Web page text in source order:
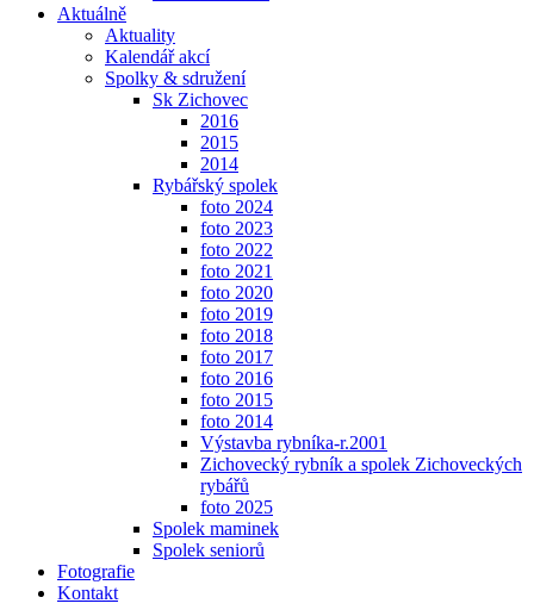
Aktuálně
Aktuality
Kalendář akcí
Spolky & sdružení
Sk Zichovec
2016
2015
2014
Rybářský spolek
foto 2024
foto 2023
foto 2022
foto 2021
foto 2020
foto 2019
foto 2018
foto 2017
foto 2016
foto 2015
foto 2014
Výstavba rybníka-r.2001
Zichovecký rybník a spolek Zichoveckých
rybářů
foto 2025
Spolek maminek
Spolek seniorů
Fotografie
Kontakt